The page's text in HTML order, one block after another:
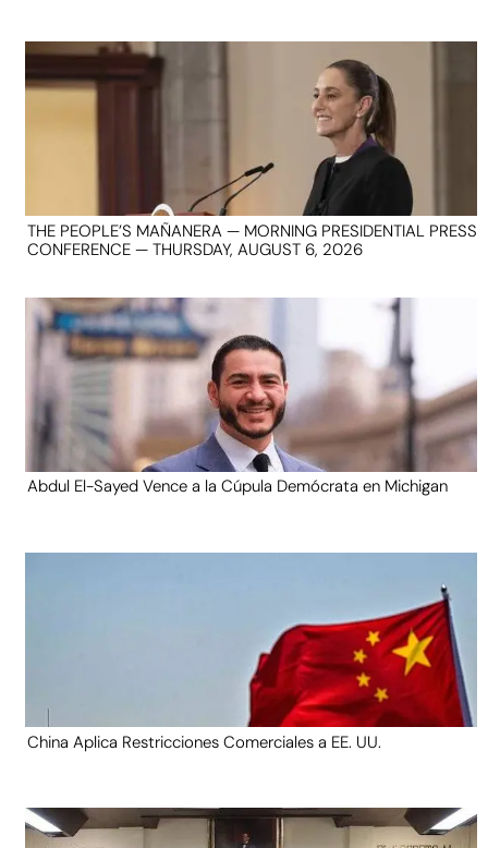
THE PEOPLE’S MAÑANERA — MORNING PRESIDENTIAL PRESS
CONFERENCE — THURSDAY, AUGUST 6, 2026
Abdul El-Sayed Vence a la Cúpula Demócrata en Michigan
China Aplica Restricciones Comerciales a EE. UU.